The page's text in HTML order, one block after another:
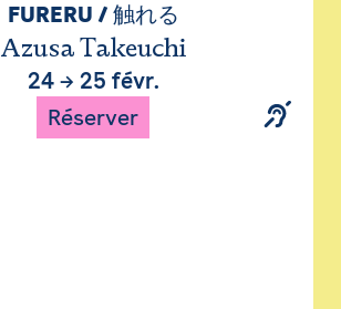
FURERU / 触れる
Azusa Takeuchi
24→ 25 févr.
Réserver